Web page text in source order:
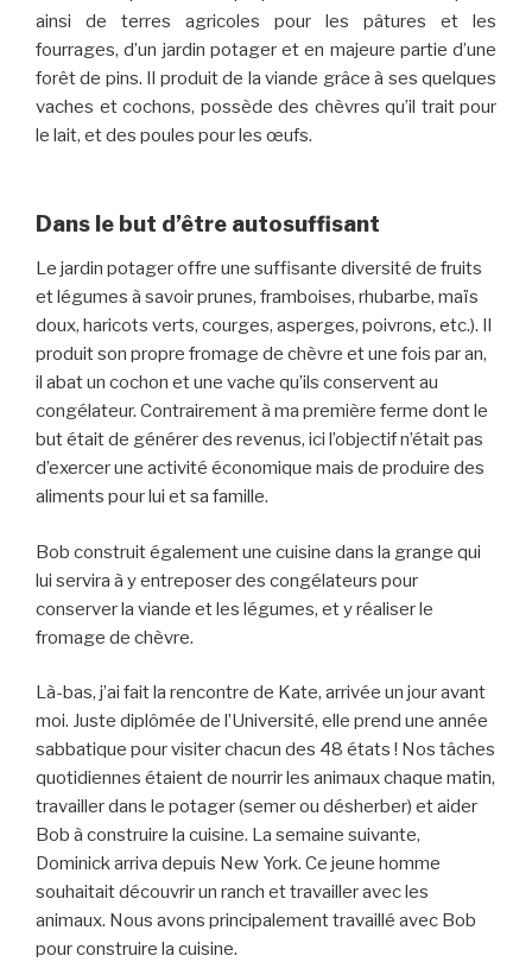
ainsi de terres agricoles pour les pâtures et les
fourrages, d’un jardin potager et en majeure partie d’une
forêt de pins. Il produit de la viande grâce à ses quelques
vaches et cochons, possède des chèvres qu’il trait pour
le lait, et des poules pour les œufs.
Dans le but d’être autosuffisant
Le jardin potager offre une suffisante diversité de fruits
et légumes à savoir prunes, framboises, rhubarbe, maïs
doux, haricots verts, courges, asperges, poivrons, etc.). Il
produit son propre fromage de chèvre et une fois par an,
il abat un cochon et une vache qu’ils conservent au
congélateur. Contrairement à ma première ferme dont le
but était de générer des revenus, ici l’objectif n’était pas
d’exercer une activité économique mais de produire des
aliments pour lui et sa famille.
Bob construit également une cuisine dans la grange qui
lui servira à y entreposer des congélateurs pour
conserver la viande et les légumes, et y réaliser le
fromage de chèvre.
Là-bas, j’ai fait la rencontre de Kate, arrivée un jour avant
moi. Juste diplômée de l’Université, elle prend une année
sabbatique pour visiter chacun des 48 états ! Nos tâches
quotidiennes étaient de nourrir les animaux chaque matin,
travailler dans le potager (semer ou désherber) et aider
Bob à construire la cuisine. La semaine suivante,
Dominick arriva depuis New York. Ce jeune homme
souhaitait découvrir un ranch et travailler avec les
animaux. Nous avons principalement travaillé avec Bob
pour construire la cuisine.